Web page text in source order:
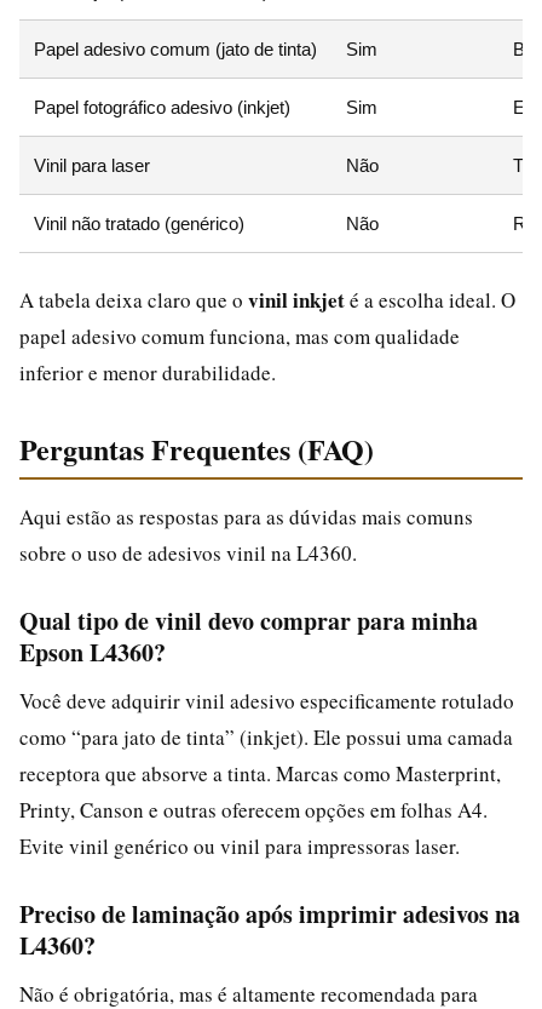
Papel adesivo comum (jato de tinta) Sim
Papel fotográfico adesivo (inkjet) Sim
Vinil para laser Não
Vinil não tratado (genérico) Não
A tabela deixa claro que o vinil inkjeté a escolha ideal. O
papel adesivo comum funciona, mas com qualidade
inferior e menor durabilidade.
Perguntas Frequentes (FAQ)
Aqui estão as respostas para as dúvidas mais comuns
sobre o uso de adesivos vinil na L4360.
Qual tipo de vinil devo comprar para minha
Epson L4360?
Você deve adquirir vinil adesivo especificamente rotulado
como “para jato de tinta” (inkjet). Ele possui uma camada
receptora que absorve a tinta. Marcas como Masterprint,
Printy, Canson e outras oferecem opções em folhas A4.
Evite vinil genérico ou vinil para impressoras laser.
Preciso de laminação após imprimir adesivos na
L4360?
Não é obrigatória, mas é altamente recomendada para